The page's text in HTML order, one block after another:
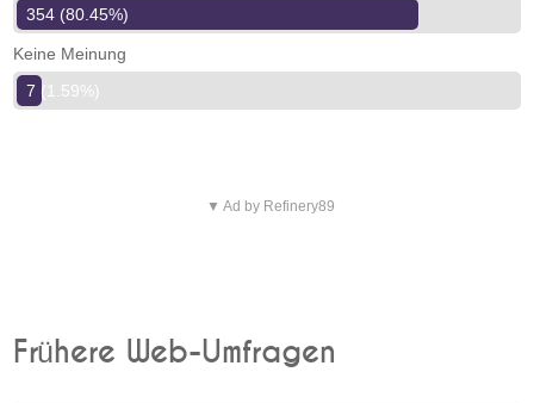
354 (80.45%)
Keine Meinung
7 (1.59%)
▼ Ad by Refinery89
Frühere Web-Umfragen